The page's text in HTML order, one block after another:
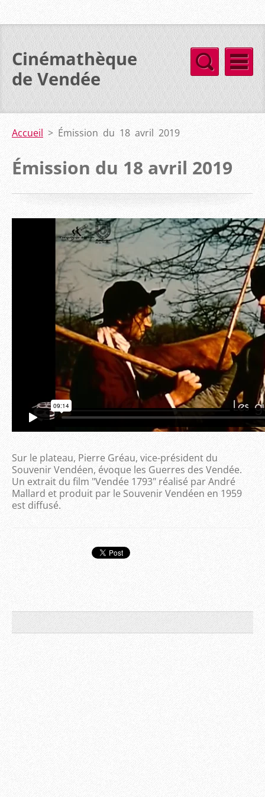
Cinémathèque
de Vendée
Accueil > Émission du 18 avril 2019
Émission du 18 avril 2019
Sur le plateau, Pierre Gréau, vice-président du
Souvenir Vendéen, évoque les Guerres des Vendée.
Un extrait du film "Vendée 1793" réalisé par André
Mallard et produit par le Souvenir Vendéen en 1959
est diffusé.